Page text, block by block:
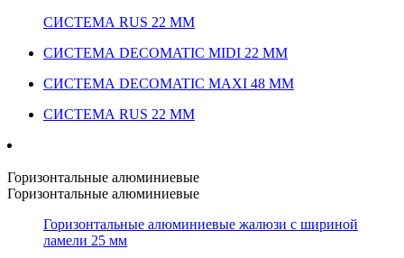
СИСТЕМА RUS 22 ММ
СИСТЕМА DECOMATIC MIDI 22 ММ
СИСТЕМА DECOMATIC MAXI 48 ММ
СИСТЕМА RUS 22 ММ
Горизонтальные алюминиевые
Горизонтальные алюминиевые
Горизонтальные алюминиевые жалюзи с шириной
ламели 25 мм